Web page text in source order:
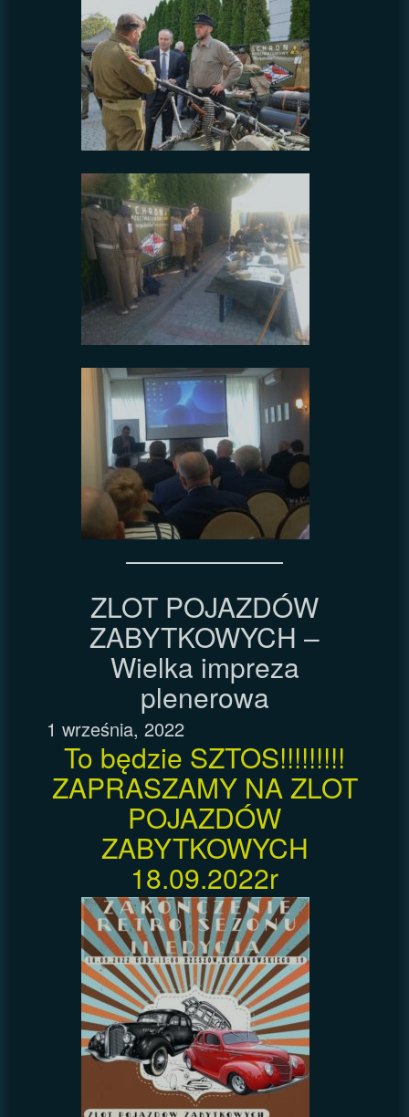
ZLOT POJAZDÓW
ZABYTKOWYCH –
Wielka impreza
plenerowa
1 września, 2022
To będzie SZTOS!!!!!!!!!
ZAPRASZAMY NA ZLOT
POJAZDÓW
ZABYTKOWYCH
18.09.2022r